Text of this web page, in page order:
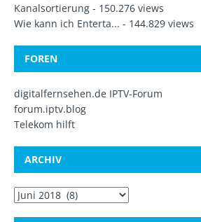
Kanalsortierung - 150.276 views
Wie kann ich Enterta... - 144.829 views
FOREN
digitalfernsehen.de IPTV-Forum
forum.iptv.blog
Telekom hilft
ARCHIV